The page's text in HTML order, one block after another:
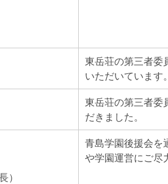
東岳荘の第三者委
いただいています
東岳荘の第三者委
だきました。
）
青島学園後援会を
や学園運営にご尽